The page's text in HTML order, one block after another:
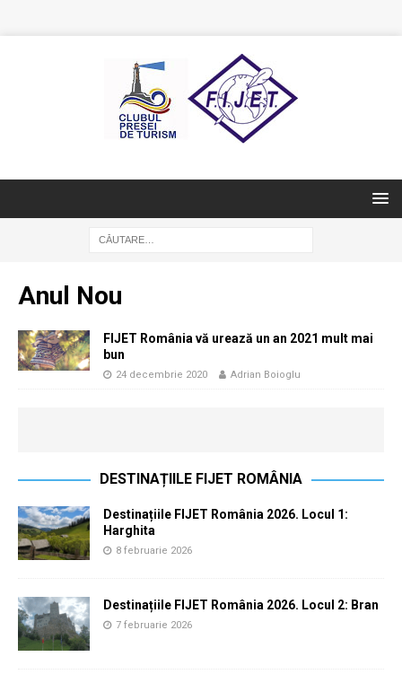
Anul Nou
FIJET România vă urează un an 2021 mult mai
bun
24 decembrie 2020 Adrian Boioglu
DESTINAȚIILE FIJET ROMÂNIA
Destinațiile FIJET România 2026. Locul 1:
Harghita
8 februarie 2026
Destinațiile FIJET România 2026. Locul 2: Bran
7 februarie 2026